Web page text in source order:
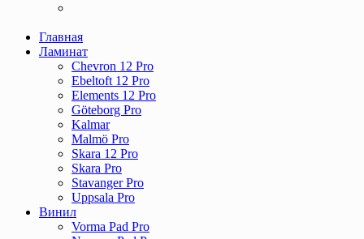
Главная
Ламинат
Chevron 12 Pro
Ebeltoft 12 Pro
Elements 12 Pro
Göteborg Pro
Kalmar
Malmö Pro
Skara 12 Pro
Skara Pro
Stavanger Pro
Uppsala Pro
Винил
Vorma Pad Pro